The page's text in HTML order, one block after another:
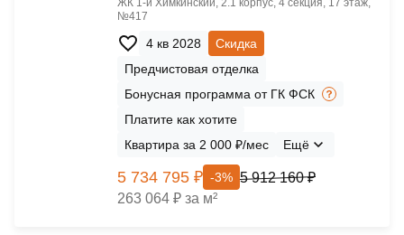
ЖК 1‑й Химкинский, 2.1 корпус, 4 секция, 17 этаж,
№417
4 кв 2028
Скидка
Предчистовая отделка
Бонусная программа от ГК ФСК
Платите как хотите
Квартира за 2 000 ₽/мес
Ещё
5 734 795 ₽ -3% 5 912 160 ₽
263 064 ₽ за м²